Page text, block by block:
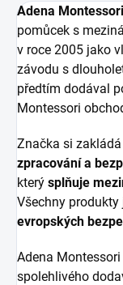
Adena Montessori
pomůcek s
v roce 2005 jako
závodu s
předtím dodával
Montessori
Značka si
zpracování a
který splňuje
Všechny produkty
evropských
Adena
spolehlivého